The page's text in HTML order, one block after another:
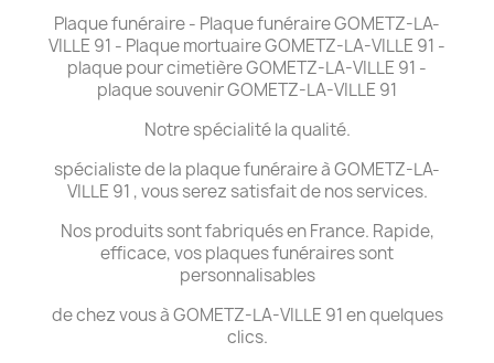
Plaque funéraire - Plaque funéraire GOMETZ-LA-
VILLE 91 - Plaque mortuaire GOMETZ-LA-VILLE 91 -
plaque pour cimetière GOMETZ-LA-VILLE 91 -
plaque souvenir GOMETZ-LA-VILLE 91
Notre spécialité la qualité.
spécialiste de la plaque funéraire à GOMETZ-LA-
VILLE 91 , vous serez satisfait de nos services.
Nos produits sont fabriqués en France. Rapide,
efficace, vos plaques funéraires sont
personnalisables
de chez vous à GOMETZ-LA-VILLE 91 en quelques
clics.